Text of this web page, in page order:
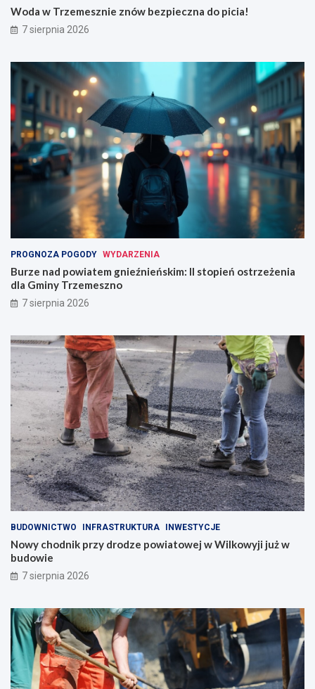
Woda w Trzemesznie znów bezpieczna do picia!
7 sierpnia 2026
PROGNOZA POGODY WYDARZENIA
Burze nad powiatem gnieźnieńskim: II stopień ostrzeżenia
dla Gminy Trzemeszno
7 sierpnia 2026
BUDOWNICTWO INFRASTRUKTURA INWESTYCJE
Nowy chodnik przy drodze powiatowej w Wilkowyji już w
budowie
7 sierpnia 2026